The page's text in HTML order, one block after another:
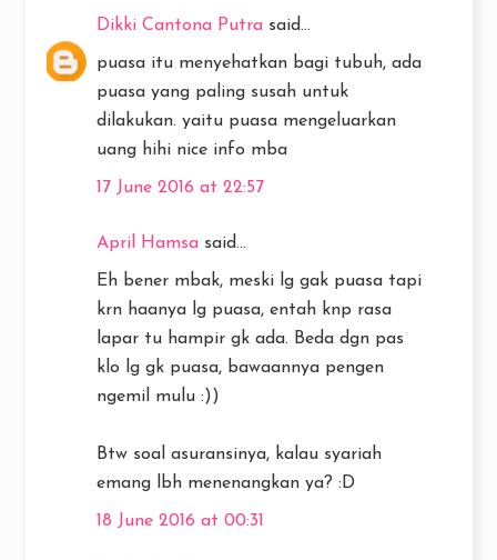
Dikki Cantona Putra said...
puasa itu menyehatkan bagi tubuh, ada
puasa yang paling susah untuk
dilakukan. yaitu puasa mengeluarkan
uang hihi nice info mba
17 June 2016 at 22:57
April Hamsa said...
Eh bener mbak, meski lg gak puasa tapi
krn haanya lg puasa, entah knp rasa
lapar tu hampir gk ada. Beda dgn pas
klo lg gk puasa, bawaannya pengen
ngemil mulu :))
Btw soal asuransinya, kalau syariah
emang lbh menenangkan ya? :D
18 June 2016 at 00:31